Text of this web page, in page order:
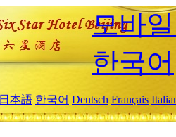
모바
한국어
日本語 한국어 Deutsch Français